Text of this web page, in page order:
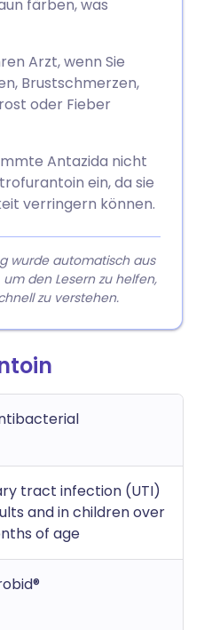
färben, was
Arzt, wenn Sie
Brustschmerzen,
oder Fieber
Antazida nicht
ein, da sie
verringern können.
wurde automatisch aus
den Lesern zu helfen,
zu verstehen.
tract infection (UTI)
and in children over
of age